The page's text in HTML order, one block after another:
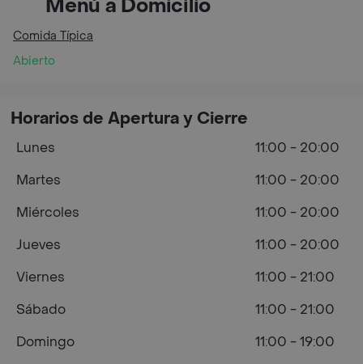
Menú a Domicilio
Comida Típica
Abierto
Horarios de Apertura y Cierre
Lunes
11:00 - 20:00
Martes
11:00 - 20:00
Miércoles
11:00 - 20:00
Jueves
11:00 - 20:00
Viernes
11:00 - 21:00
Sábado
11:00 - 21:00
Domingo
11:00 - 19:00